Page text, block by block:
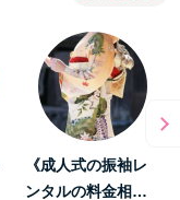
《成人式の振袖レ
ンタルの料金相…